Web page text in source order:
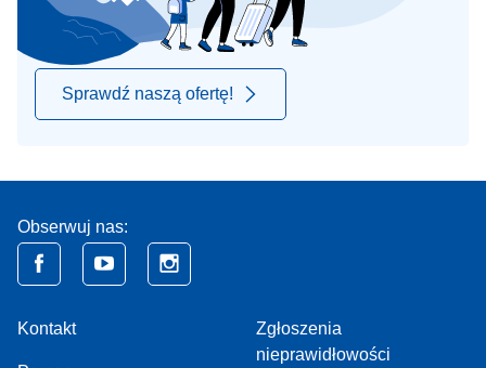
Sprawdź naszą ofertę!
Obserwuj nas:
Kontakt
Zgłoszenia
nieprawidłowości